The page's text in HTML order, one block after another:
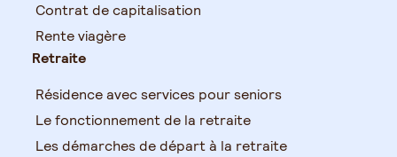
Contrat de capitalisation
Rente viagère
Retraite
Résidence avec services pour seniors
Le fonctionnement de la retraite
Les démarches de départ à la retraite